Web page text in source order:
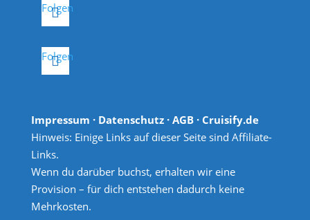
Folgen
Folgen
Impressum · Datenschutz· AGB· Cruisify.de
Hinweis: Einige Links auf dieser Seite sind Affiliate-
Links.
Wenn du darüber buchst, erhalten wir eine
Provision – für dich entstehen dadurch keine
Mehrkosten.